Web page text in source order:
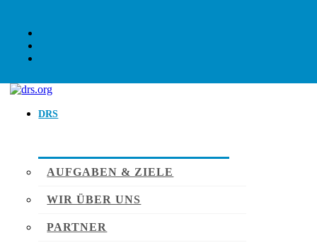
DRS
AUFGABEN & ZIELE
WIR ÜBER UNS
PARTNER